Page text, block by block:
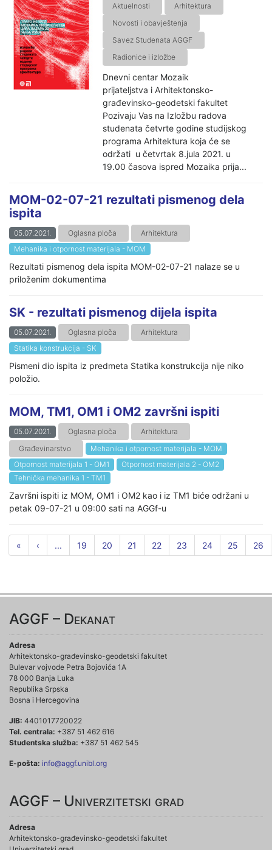
Aktuelnosti
Arhitektura
Novosti i obavještenja
Savez Studenata AGGF
Radionice i izložbe
Dnevni centar Mozaik
prijateljstva i Arhitektonsko-
građevinsko-geodetski fakultet
Pozivaju Vas na Izložbu radova
studenata četvrte godine studijskog
programa Arhitektura koja će se
održati u četvrtak 8.jula 2021. u
19.00 časova ispred Mozaika prija...
MOM-02-07-21 rezultati pismenog dela
ispita
05.07.2021. Oglasna ploča
Arhitektura
Mehanika i otpornost materijala - MOM
Rezultati pismenog dela ispita MOM-02-07-21 nalaze se u
priloženim dokumentima
SK - rezultati pismenog dijela ispita
05.07.2021. Oglasna ploča
Arhitektura
Statika konstrukcija - SK
Pismeni dio ispita iz predmeta Statika konstrukcija nije niko
položio.
MOM, TM1, OM1 i OM2 završni ispiti
05.07.2021. Oglasna ploča
Arhitektura
Građevinarstvo
Mehanika i otpornost materijala - MOM
Otpornost materijala 1 - OM1
Otpornost materijala 2 - OM2
Tehnička mehanika 1 - TM1
Završni ispiti iz MOM, OM1 i OM2 kao i iz TM1 biće održani u
petak 09-07-21 u 09:00 sati na AGGf-u
« ‹ ... 19 20 21 22 23 24 25 26
AGGF – Dekanat
Adresa
Arhitektonsko-građevinsko-geodetski fakultet
Bulevar vojvode Petra Bojovića 1A
78 000 Banja Luka
Republika Srpska
Bosna i Hercegovina
JIB: 4401017720022
Tel. centrala: +387 51 462 616
Studentska služba: +387 51 462 545
E-pošta: info@aggf.unibl.org
AGGF – Univerzitetski grad
Adresa
Arhitektonsko-građevinsko-geodetski fakultet